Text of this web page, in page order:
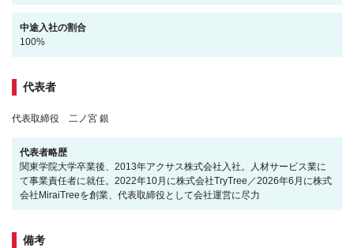
中途入社の割合
100%
代表者
代表取締役 二ノ宮 銀
代表者略歴
関東学院大学卒業後、2013年アクサス株式会社入社。人材サービス業に
て事業責任者に就任。2022年10月に株式会社TryTree／2026年6月に株式
会社MiraiTreeを創業、代表取締役として会社運営に尽力
備考